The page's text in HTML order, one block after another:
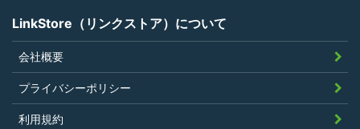
利用者は、本規約に違反することなく、
LinkStore（リンクストア）について
会社概要
プライバシーポリシー
利用規約